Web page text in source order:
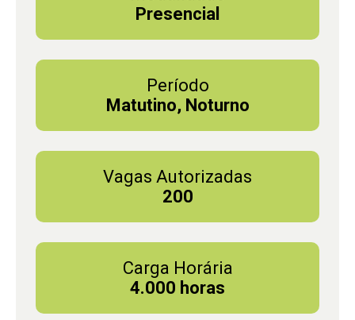
Presencial
Período
Matutino, Noturno
Vagas Autorizadas
200
Carga Horária
4.000 horas